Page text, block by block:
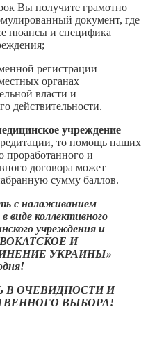
Вы получите грамотно
документ, где
нюансы и специфика
регистрации
органах
власти и
действительности.
учреждение
то помощь наших
проработанного и
договора может
сумму баллов.
с налаживанием
виде коллективного
учреждения и
И
УКРАИНЫ»
В ОЧЕВИДНОСТИ И
ВЫБОРА!